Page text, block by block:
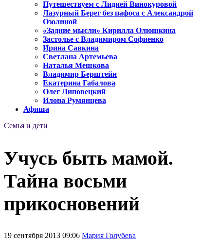
Путешествуем с Лидией Винокуровой
Лазурный Берег без пафоса с Александрой
Озолиной
«Задние мысли» Кирилла Олюшкина
Застолье с Владимиром Софиенко
Ирина Савкина
Светлана Артемьева
Наталья Мешкова
Владимир Берштейн
Екатерина Габалова
Олег Липовецкий
Илона Румянцева
Афиша
Семья и дети
Учусь быть мамой.
Тайна восьми
прикосновений
19 сентября 2013 09:06 Мария Голубева